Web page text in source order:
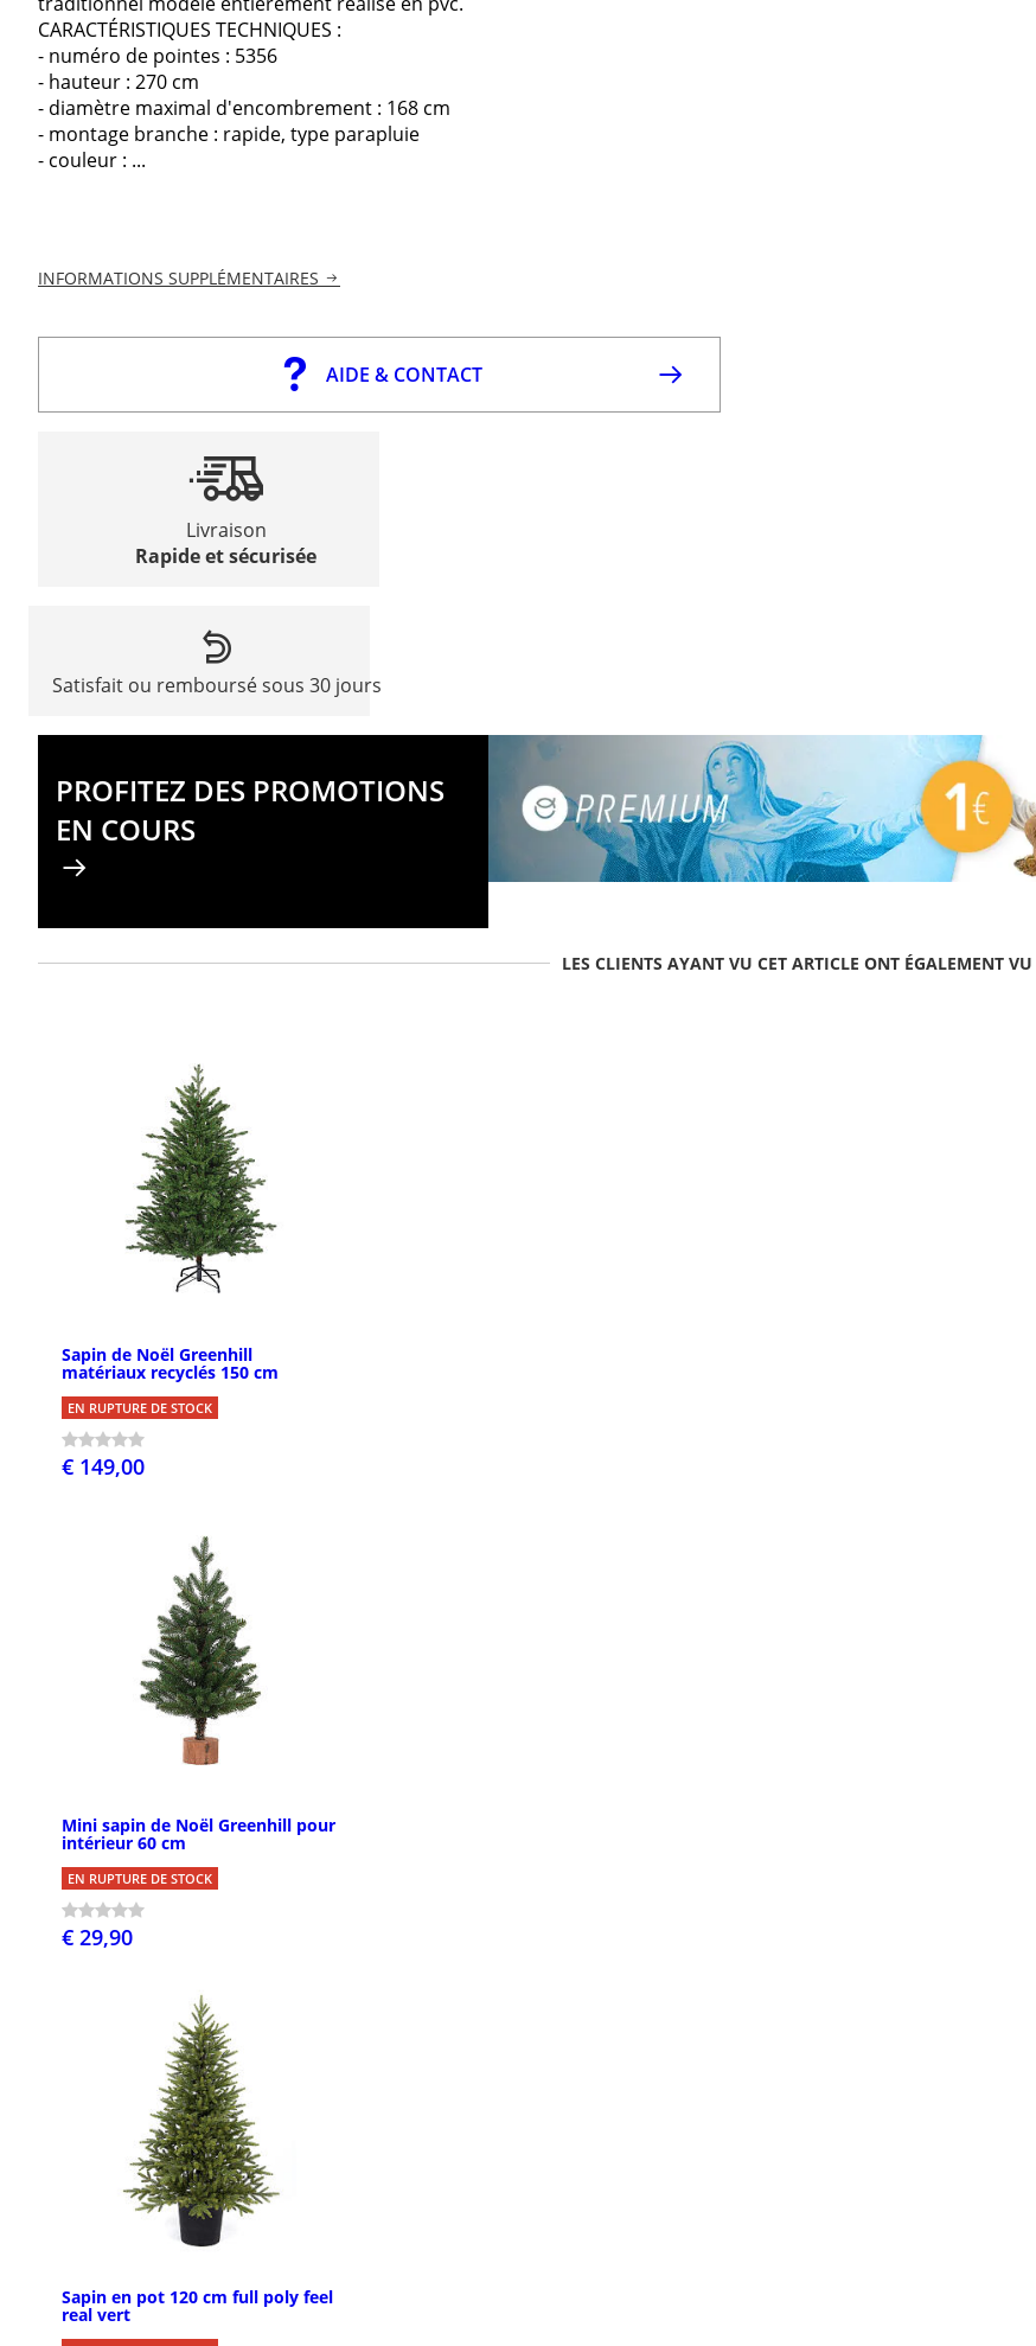
CARACTÉRISTIQUES TECHNIQUES :
- numéro de pointes : 5356
- hauteur : 270 cm
- diamètre maximal d'encombrement : 168 cm
- montage branche : rapide, type parapluie
- couleur : ...
INFORMATIONS SUPPLÉMENTAIRES
AIDE & CONTACT
Livraison
Rapide et sécurisée
Satisfait ou remboursé sous 30 jours
PROFITEZ DES PROMOTIONS
EN COURS
LES CLIENTS AYANT VU CET ARTICLE ONT ÉGALEMENT VU
Sapin de Noël Greenhill
matériaux recyclés 150 cm
EN RUPTURE DE STOCK
€ 149,00
Mini sapin de Noël Greenhill pour
intérieur 60 cm
EN RUPTURE DE STOCK
€ 29,90
Sapin en pot 120 cm full poly feel
real vert